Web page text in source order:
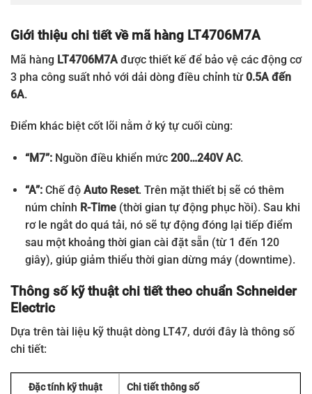
Giới thiệu chi tiết về mã hàng LT4706M7A
Mã hàng LT4706M7A được thiết kế để bảo vệ các động cơ
3 pha công suất nhỏ với dải dòng điều chỉnh từ0.5A đến
6A.
Điểm khác biệt cốt lõi nằm ở ký tự cuối cùng:
“M7”:Nguồn điều khiển mức 200…240V AC.
“A”:Chế độ Auto Reset. Trên mặt thiết bị sẽ có thêm
núm chỉnh R-Time(thời gian tự động phục hồi). Sau khi
rơ le ngắt do quá tải, nó sẽ tự động đóng lại tiếp điểm
sau một khoảng thời gian cài đặt sẵn (từ 1 đến 120
giây), giúp giảm thiểu thời gian dừng máy (downtime).
Thông số kỹ thuật chi tiết theo chuẩn Schneider
Electric
Dựa trên tài liệu kỹ thuật dòng LT47, dưới đây là thông số
chi tiết:
Đặc tính kỹ thuật Chi tiết thông số